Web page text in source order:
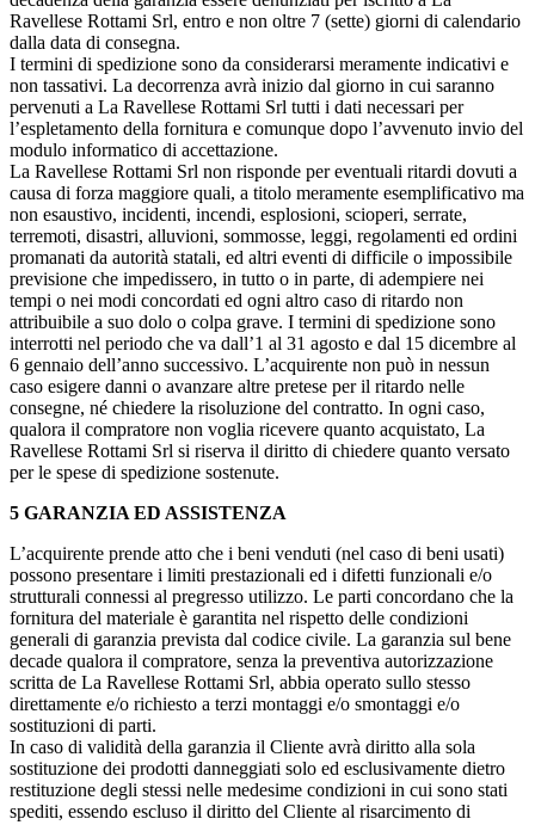
Ravellese Rottami Srl, entro e non oltre 7 (sette) giorni di calendario
dalla data di consegna.
I termini di spedizione sono da considerarsi meramente indicativi e
non tassativi. La decorrenza avrà inizio dal giorno in cui saranno
pervenuti a La Ravellese Rottami Srl tutti i dati necessari per
l’espletamento della fornitura e comunque dopo l’avvenuto invio del
modulo informatico di accettazione.
La Ravellese Rottami Srl non risponde per eventuali ritardi dovuti a
causa di forza maggiore quali, a titolo meramente esemplificativo ma
non esaustivo, incidenti, incendi, esplosioni, scioperi, serrate,
terremoti, disastri, alluvioni, sommosse, leggi, regolamenti ed ordini
promanati da autorità statali, ed altri eventi di difficile o impossibile
previsione che impedissero, in tutto o in parte, di adempiere nei
tempi o nei modi concordati ed ogni altro caso di ritardo non
attribuibile a suo dolo o colpa grave. I termini di spedizione sono
interrotti nel periodo che va dall’1 al 31 agosto e dal 15 dicembre al
6 gennaio dell’anno successivo. L’acquirente non può in nessun
caso esigere danni o avanzare altre pretese per il ritardo nelle
consegne, né chiedere la risoluzione del contratto. In ogni caso,
qualora il compratore non voglia ricevere quanto acquistato, La
Ravellese Rottami Srl si riserva il diritto di chiedere quanto versato
per le spese di spedizione sostenute.
5 GARANZIA ED ASSISTENZA
L’acquirente prende atto che i beni venduti (nel caso di beni usati)
possono presentare i limiti prestazionali ed i difetti funzionali e/o
strutturali connessi al pregresso utilizzo. Le parti concordano che la
fornitura del materiale è garantita nel rispetto delle condizioni
generali di garanzia prevista dal codice civile. La garanzia sul bene
decade qualora il compratore, senza la preventiva autorizzazione
scritta de La Ravellese Rottami Srl, abbia operato sullo stesso
direttamente e/o richiesto a terzi montaggi e/o smontaggi e/o
sostituzioni di parti.
In caso di validità della garanzia il Cliente avrà diritto alla sola
sostituzione dei prodotti danneggiati solo ed esclusivamente dietro
restituzione degli stessi nelle medesime condizioni in cui sono stati
spediti, essendo escluso il diritto del Cliente al risarcimento di